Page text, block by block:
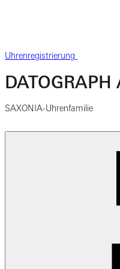
Uhrenregistrierung
DATOGRAPH
SAXONIA-Uhrenfamilie